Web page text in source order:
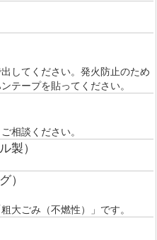
してください。発火防止のため
テープを貼ってください。
相談ください。
製）
）
大ごみ（不燃性）」です。